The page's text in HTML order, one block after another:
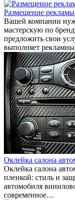
Размещение
Вашей компании
мастерскую по
предложить свои
выполняет
Оклейка салона
Оклейка салона
пленкой: стиль и
автомобиля
современное…